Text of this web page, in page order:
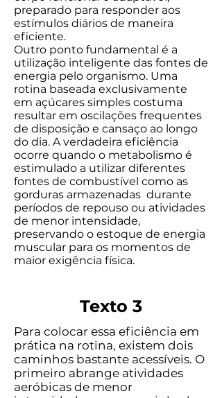
preparado para responder aos
estímulos diários de maneira
eficiente.
Outro ponto fundamental é a
utilização inteligente das fontes de
energia pelo organismo. Uma
rotina baseada exclusivamente
em açúcares simples costuma
resultar em oscilações frequentes
de disposição e cansaço ao longo
do dia. A verdadeira eficiência
ocorre quando o metabolismo é
estimulado a utilizar diferentes
fontes de combustível como as
gorduras armazenadas durante
períodos de repouso ou atividades
de menor intensidade,
preservando o estoque de energia
muscular para os momentos de
maior exigência física.
Texto 3
Para colocar essa eficiência em
prática na rotina, existem dois
caminhos bastante acessíveis. O
primeiro abrange atividades
aeróbicas de menor